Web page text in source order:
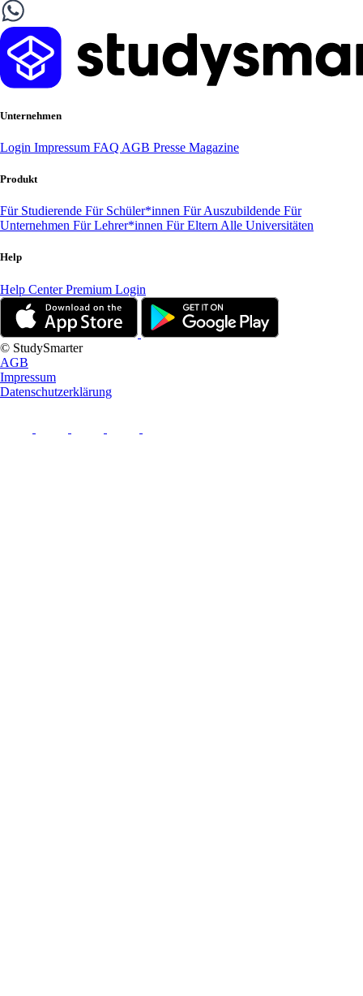
Unternehmen
Login Impressum FAQ AGB Presse Magazine
Produkt
Für Studierende Für Schüler*innen Für Auszubildende Für
Unternehmen Für Lehrer*innen Für Eltern Alle Universitäten
Help
Help CenterPremium Login
© StudySmarter
AGB
Impressum
Datenschutzerklärung